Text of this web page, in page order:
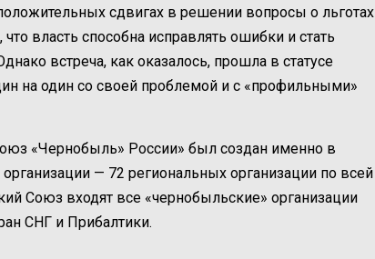
сдвигах в решении вопросы о льготах
власть способна исправлять ошибки и стать
встреча, как оказалось, прошла в статусе
на один со своей проблемой и с «профильными»
«Чернобыль» России» был создан именно в
— 72 региональных организации по всей
Союз входят все «чернобыльские» организации
СНГ и Прибалтики.